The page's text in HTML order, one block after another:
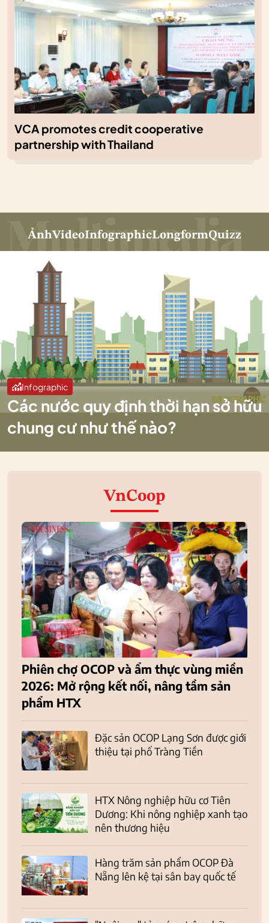
VCA promotes credit cooperative
partnership with Thailand
ẢnhVideoInfographicLongformQuizz
Infographic
Các nước quy định thời hạn sở hữu
chung cư như thế nào?
VnCoop
Phiên chợ OCOP và ẩm thực vùng miền
2026: Mở rộng kết nối, nâng tầm sản
phẩm HTX
Đặc sản OCOP Lạng Sơn được giới
thiệu tại phố Tràng Tiền
HTX Nông nghiệp hữu cơ Tiên
Dương: Khi nông nghiệp xanh tạo
nên thương hiệu
Hàng trăm sản phẩm OCOP Đà
Nẵng lên kệ tại sân bay quốc tế